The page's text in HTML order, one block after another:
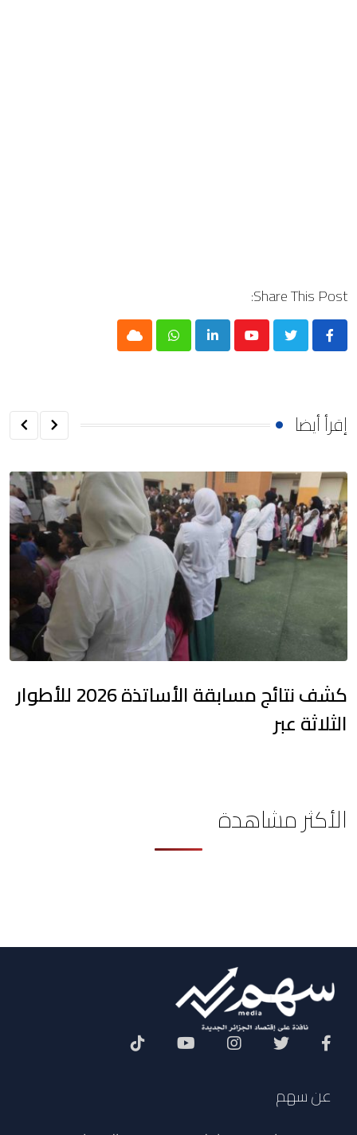
Share This Post:
Youtube
LinkedIn
Whatsapp
Cloud
إقرأ أيضا
كشف نتائج مسابقة الأساتذة 2026 للأطوار
الثلاثة عبر
الأكثر مشاهدة
عن سهم